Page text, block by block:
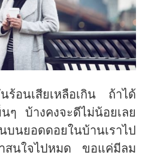
ร้อนเสียเหลือเกิน ถ้าได้
ๆ บ้างคงจะดีไม่น้อยเลย
นยอดดอยในบ้านเราไป
สนใจไปหมด ขอแค่มีลม